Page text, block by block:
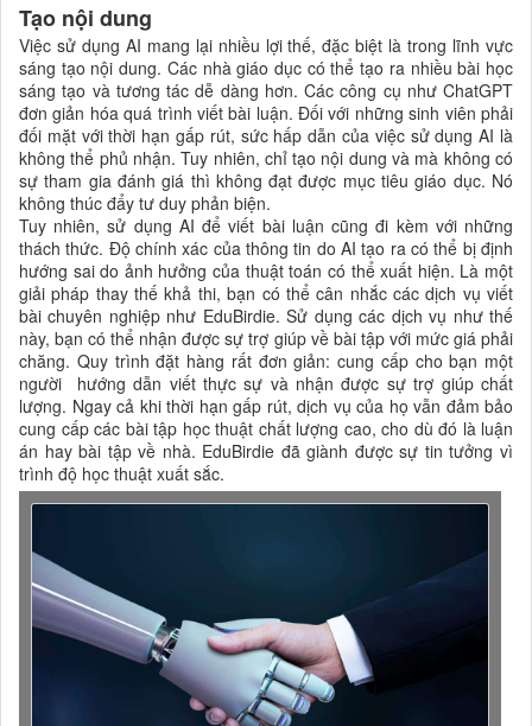
Tạo nội dung
Việc sử dụng AI mang lại nhiều lợi thế, đặc biệt là trong lĩnh vực
sáng tạo nội dung. Các nhà giáo dục có thể tạo ra nhiều bài học
sáng tạo và tương tác dễ dàng hơn. Các công cụ như ChatGPT
đơn giản hóa quá trình viết bài luận. Đối với những sinh viên phải
đối mặt với thời hạn gấp rút, sức hấp dẫn của việc sử dụng AI là
không thể phủ nhận. Tuy nhiên, chỉ tạo nội dung và mà không có
sự tham gia đánh giá thì không đạt được mục tiêu giáo dục. Nó
không thúc đẩy tư duy phản biện.
Tuy nhiên, sử dụng AI để viết bài luận cũng đi kèm với những
thách thức. Độ chính xác của thông tin do AI tạo ra có thể bị định
hướng sai do ảnh hưởng của thuật toán có thể xuất hiện. Là một
giải pháp thay thế khả thi, bạn có thể cân nhắc các dịch vụ viết
bài chuyên nghiệp như EduBirdie. Sử dụng các dịch vụ như thế
này, bạn có thể nhận được sự trợ giúp về bài tập với mức giá phải
chăng. Quy trình đặt hàng rất đơn giản: cung cấp cho bạn một
người hướng dẫn viết thực sự và nhận được sự trợ giúp chất
lượng. Ngay cả khi thời hạn gấp rút, dịch vụ của họ vẫn đảm bảo
cung cấp các bài tập học thuật chất lượng cao, cho dù đó là luận
án hay bài tập về nhà. EduBirdie đã giành được sự tin tưởng vì
trình độ học thuật xuất sắc.